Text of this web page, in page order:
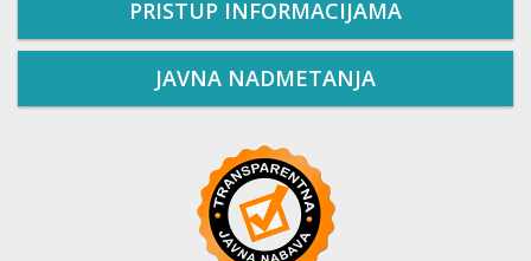
PRISTUP INFORMACIJAMA
JAVNA NADMETANJA